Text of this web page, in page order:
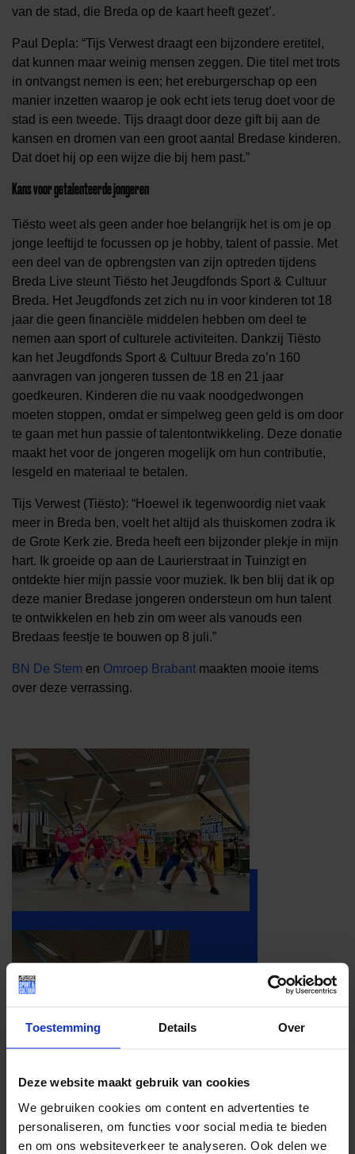
Toestemming Details Over
Deze website maakt gebruik van cookies
We gebruiken cookies om content en advertenties te
personaliseren, om functies voor social media te bieden
en om ons websiteverkeer te analyseren. Ook delen we
van de stad, die Breda op de kaart heeft gezet’.
Paul Depla: “Tijs Verwest draagt een bijzondere eretitel,
dat kunnen maar weinig mensen zeggen. Die titel met trots
in ontvangst nemen is een; het ereburgerschap op een
manier inzetten waarop je ook echt iets terug doet voor de
stad is een tweede. Tijs draagt door deze gift bij aan de
kansen en dromen van een groot aantal Bredase kinderen.
Dat doet hij op een wijze die bij hem past.”
Kans voor getalenteerde jongeren
Tiësto weet als geen ander hoe belangrijk het is om je op
jonge leeftijd te focussen op je hobby, talent of passie. Met
een deel van de opbrengsten van zijn optreden tijdens
Breda Live steunt Tiësto het Jeugdfonds Sport & Cultuur
Breda. Het Jeugdfonds zet zich nu in voor kinderen tot 18
jaar die geen financiële middelen hebben om deel te
nemen aan sport of culturele activiteiten. Dankzij Tiësto
kan het Jeugdfonds Sport & Cultuur Breda zo’n 160
aanvragen van jongeren tussen de 18 en 21 jaar
goedkeuren. Kinderen die nu vaak noodgedwongen
moeten stoppen, omdat er simpelweg geen geld is om door
te gaan met hun passie of talentontwikkeling. Deze donatie
maakt het voor de jongeren mogelijk om hun contributie,
lesgeld en materiaal te betalen.
Tijs Verwest (Tiësto): “Hoewel ik tegenwoordig niet vaak
meer in Breda ben, voelt het altijd als thuiskomen zodra ik
de Grote Kerk zie. Breda heeft een bijzonder plekje in mijn
hart. Ik groeide op aan de Laurierstraat in Tuinzigt en
ontdekte hier mijn passie voor muziek. Ik ben blij dat ik op
deze manier Bredase jongeren ondersteun om hun talent
te ontwikkelen en heb zin om weer als vanouds een
Bredaas feestje te bouwen op 8 juli.”
BN De Stem en Omroep Brabant maakten mooie items
over deze verrassing.